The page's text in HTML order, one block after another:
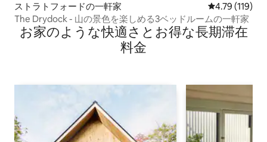
ストラトフォードの一軒家 レビュー119
4.79 (119)
The Drydock - 山の景色を楽しめる3ベッドルームの一軒家
お家のような快⁠適⁠さ⁠とお⁠得⁠な長⁠期⁠滞⁠在
料⁠金